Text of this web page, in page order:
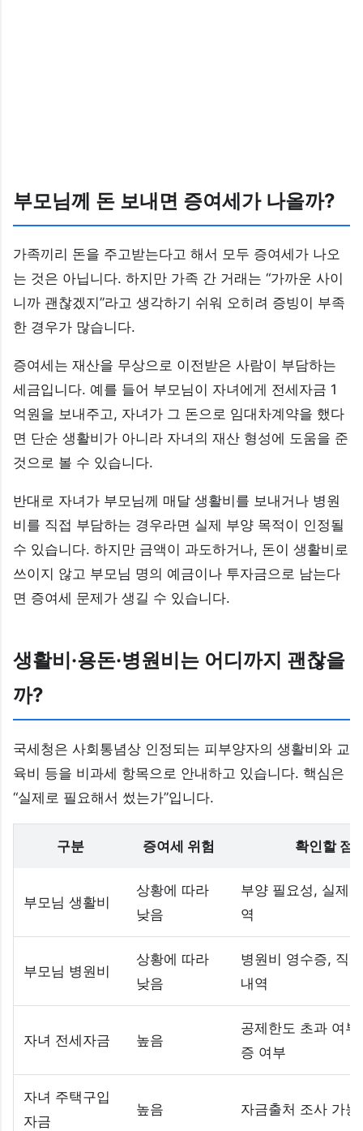
부모님께 돈 보내면 증여세가 나올까?
가족끼리 돈을 주고받는다고 해서 모두 증여세가 나오
는 것은 아닙니다. 하지만 가족 간 거래는 “가까운 사이
니까 괜찮겠지”라고 생각하기 쉬워 오히려 증빙이 부족
한 경우가 많습니다.
증여세는 재산을 무상으로 이전받은 사람이 부담하는
세금입니다. 예를 들어 부모님이 자녀에게 전세자금 1
억원을 보내주고, 자녀가 그 돈으로 임대차계약을 했다
면 단순 생활비가 아니라 자녀의 재산 형성에 도움을 준
것으로 볼 수 있습니다.
반대로 자녀가 부모님께 매달 생활비를 보내거나 병원
비를 직접 부담하는 경우라면 실제 부양 목적이 인정될
수 있습니다. 하지만 금액이 과도하거나, 돈이 생활비로
쓰이지 않고 부모님 명의 예금이나 투자금으로 남는다
면 증여세 문제가 생길 수 있습니다.
생활비·용돈·병원비는 어디까지 괜찮을
까?
국세청은 사회통념상 인정되는 피부양자의 생활비와 교
육비 등을 비과세 항목으로 안내하고 있습니다. 핵심은
“실제로 필요해서 썼는가”입니다.
구분 증여세 위험 확인할 점
부모님 생활비
상황에 따라
낮음
부양 필요성, 실제
역
부모님 병원비
상황에 따라
낮음
병원비 영수증, 직
내역
자녀 전세자금 높음
공제한도 초과 여부
증 여부
자녀 주택구입
자금
높음 자금출처 조사 가능